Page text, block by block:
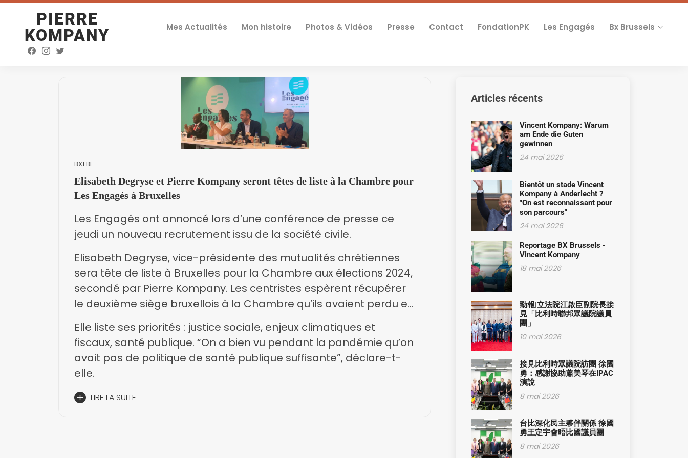
PIERRE
KOMPANY
Mes Actualités Mon histoire Photos & Vidéos Presse Contact FondationPK Les Engagés Bx Brussels
BX1.BE
Elisabeth Degryse et Pierre Kompany seront têtes de liste à la Chambre pour
Les Engagés à Bruxelles
Les Engagés ont annoncé lors d’une conférence de presse ce
jeudi un nouveau recrutement issu de la société civile.
Elisabeth Degryse, vice-présidente des mutualités chrétiennes
sera tête de liste à Bruxelles pour la Chambre aux élections 2024,
secondé par Pierre Kompany. Les centristes espèrent récupérer
le deuxième siège bruxellois à la Chambre qu’ils avaient perdu en
Elle liste ses priorités : justice sociale, enjeux climatiques et
fiscaux, santé publique. “On a bien vu pendant la pandémie qu’on
avait pas de politique de santé publique suffisante”, déclare-t-
elle.
LIRE LA SUITE
Articles récents
Vincent Kompany: Warum
am Ende die Guten
gewinnen
24 mai 2026
Bientôt un stade Vincent
Kompany à Anderlecht ?
"On est reconnaissant pour
son parcours"
24 mai 2026
Reportage BX Brussels -
Vincent Kompany
18 mai 2026
勁報|立法院江啟臣副院長接
見「比利時聯邦眾議院議員
團」
10 mai 2026
接見比利時眾議院訪團 徐國
勇：感謝協助蕭美琴在IPAC
演說
8 mai 2026
台比深化民主夥伴關係 徐國
勇王定宇會晤比國議員團
8 mai 2026